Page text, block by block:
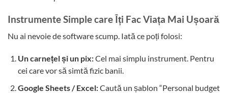
Instrumente Simple care Îți Fac Viața Mai Ușoară
Nu ai nevoie de software scump. Iată ce poți folosi:
Un carnețel și un pix:Cel mai simplu instrument. Pentru
cei care vor să simtă fizic banii.
Google Sheets / Excel:Caută un șablon “Personal budget